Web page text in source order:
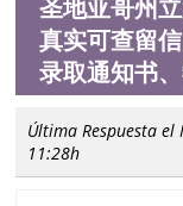
圣地亚哥州
真实可查留
录取通知书
Última Respuesta
11:28h